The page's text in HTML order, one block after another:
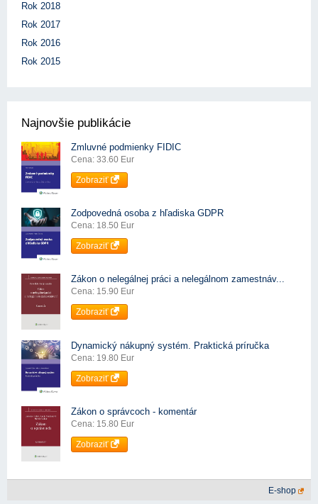
Rok 2018
Rok 2017
Rok 2016
Rok 2015
Najnovšie publikácie
Zmluvné podmienky FIDIC
Cena: 33.60 Eur
Zobraziť
Zodpovedná osoba z hľadiska GDPR
Cena: 18.50 Eur
Zobraziť
Zákon o nelegálnej práci a nelegálnom zamestnáv...
Cena: 15.90 Eur
Zobraziť
Dynamický nákupný systém. Praktická príručka
Cena: 19.80 Eur
Zobraziť
Zákon o správcoch - komentár
Cena: 15.80 Eur
Zobraziť
E-shop